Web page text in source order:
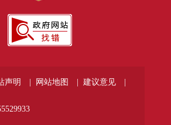
声明 | 网站地图 |
建议意见 |